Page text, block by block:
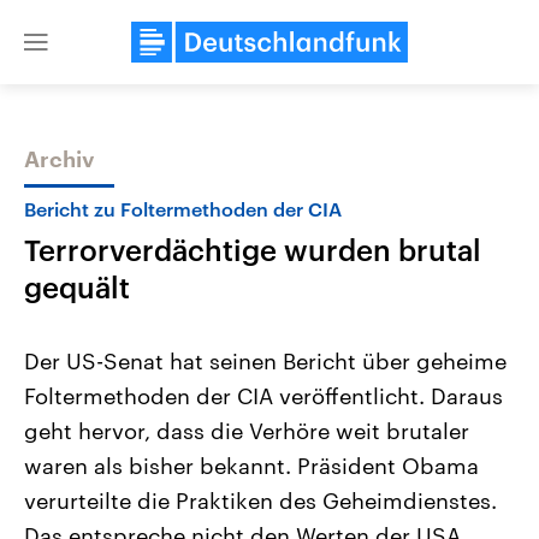
Close
Themen
Landtagswahl Sachsen-Anhalt
2026
Alle Informationen
Sachsen-Anhalt wählt am 6.
September 2026 einen neuen
Landtag. Seit 2021 wird das
Bundesland von einer Koalition aus
Aktuelle Beiträge,
Hintergründe
Wirtschaftlich und
gehören die Vereinigten
den mächtigsten Ländern
mit großem Einfluss auf
Archiv
Bericht zu Foltermethoden der CIA
Terrorverdächtige wurden brutal
gequält
Der US-Senat hat seinen Bericht über geheime
Foltermethoden der CIA veröffentlicht. Daraus
geht hervor, dass die Verhöre weit brutaler
waren als bisher bekannt. Präsident Obama
verurteilte die Praktiken des Geheimdienstes.